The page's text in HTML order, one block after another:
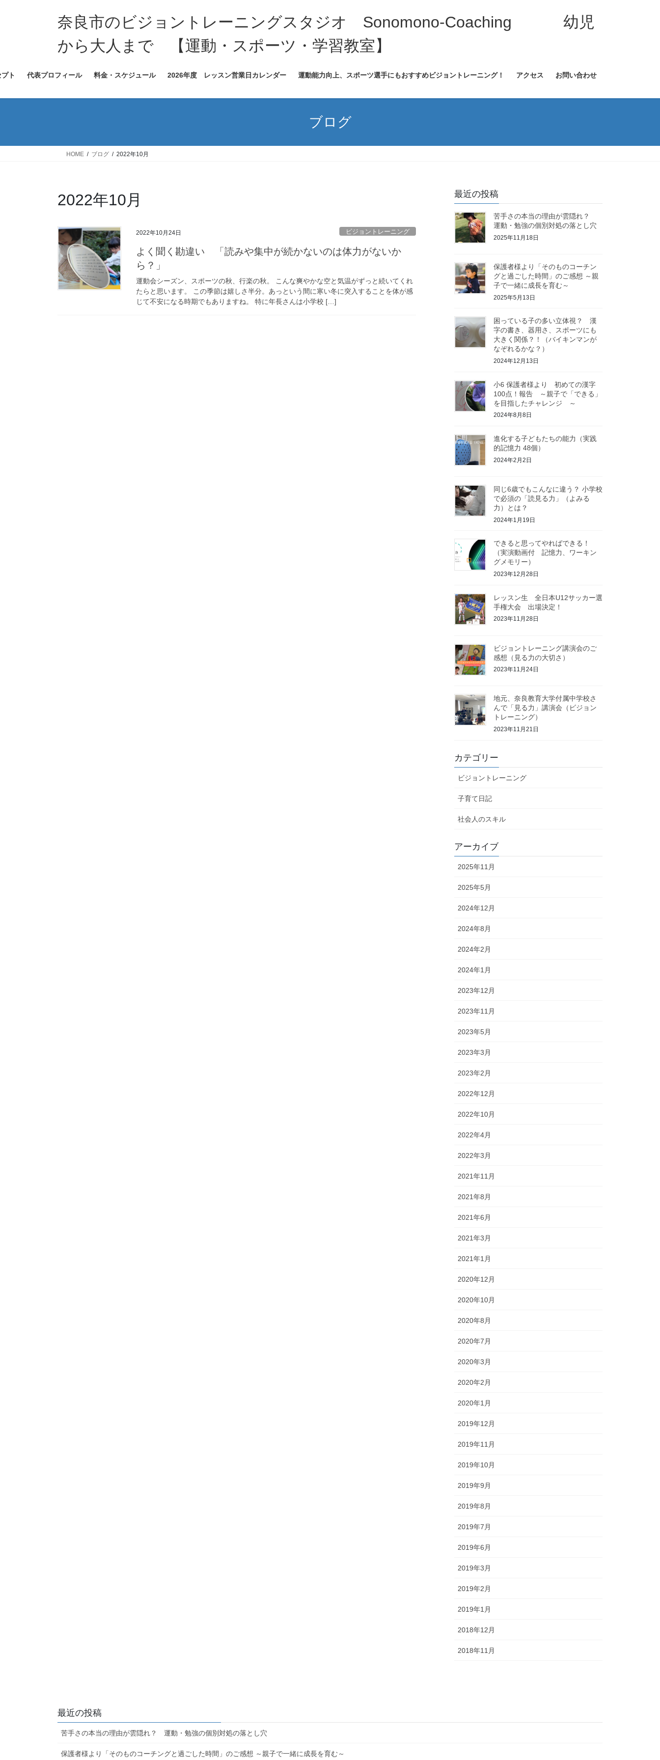
ス
ッ
ン
移
奈良市のビジョントレーニングスタジオ Sonomono-Coaching 幼児
から大人まで 【運動・スポーツ・学習教室】
ト 代表プロフィール 料金・スケジュール 2026年度 レッスン営業日カレンダー 運動能力向上、スポーツ選手にもおすすめビジョントレーニング！ アクセス お問い合わせ
ブログ
HOME ブログ 2022年10月
2022年10月
2022年10月24日 ビジョントレーニング
よく聞く勘違い 「読みや集中が続かないのは体力がないか
ら？」
運動会シーズン、スポーツの秋、行楽の秋。 こんな爽やかな空と気温がずっと続いてくれ
たらと思います。 この季節は嬉しさ半分。あっという間に寒い冬に突入することを体が感
じて不安になる時期でもありますね。 特に年長さんは小学校 […]
最近の投稿
苦手さの本当の理由が雲隠れ？
運動・勉強の個別対処の落とし穴
2025年11月18日
保護者様より「そのものコーチン
グと過ごした時間」のご感想 ～親
子で一緒に成長を育む～
2025年5月13日
困っている子の多い立体視？ 漢
字の書き、器用さ、スポーツにも
大きく関係？！（バイキンマンが
なぞれるかな？）
2024年12月13日
小6 保護者様より 初めての漢字
100点！報告 ～親子で「できる」
を目指したチャレンジ ～
2024年8月8日
進化する子どもたちの能力（実践
的記憶力 48個）
2024年2月2日
同じ6歳でもこんなに違う？ 小学校
で必須の「読見る力」（よみる
力）とは？
2024年1月19日
できると思ってやればできる！
（実演動画付 記憶力、ワーキン
グメモリー）
2023年12月28日
レッスン生 全日本U12サッカー選
手権大会 出場決定！
2023年11月28日
ビジョントレーニング講演会のご
感想（見る力の大切さ）
2023年11月24日
地元、奈良教育大学付属中学校さ
んで「見る力」講演会（ビジョン
トレーニング）
2023年11月21日
カテゴリー
ビジョントレーニング
子育て日記
社会人のスキル
アーカイブ
2025年11月
2025年5月
2024年12月
2024年8月
2024年2月
2024年1月
2023年12月
2023年11月
2023年5月
2023年3月
2023年2月
2022年12月
2022年10月
2022年4月
2022年3月
2021年11月
2021年8月
2021年6月
2021年3月
2021年1月
2020年12月
2020年10月
2020年8月
2020年7月
2020年3月
2020年2月
2020年1月
2019年12月
2019年11月
2019年10月
2019年9月
2019年8月
2019年7月
2019年6月
2019年3月
2019年2月
2019年1月
2018年12月
2018年11月
最近の投稿
苦手さの本当の理由が雲隠れ？ 運動・勉強の個別対処の落とし穴
保護者様より「そのものコーチングと過ごした時間」のご感想 ～親子で一緒に成長を育む～